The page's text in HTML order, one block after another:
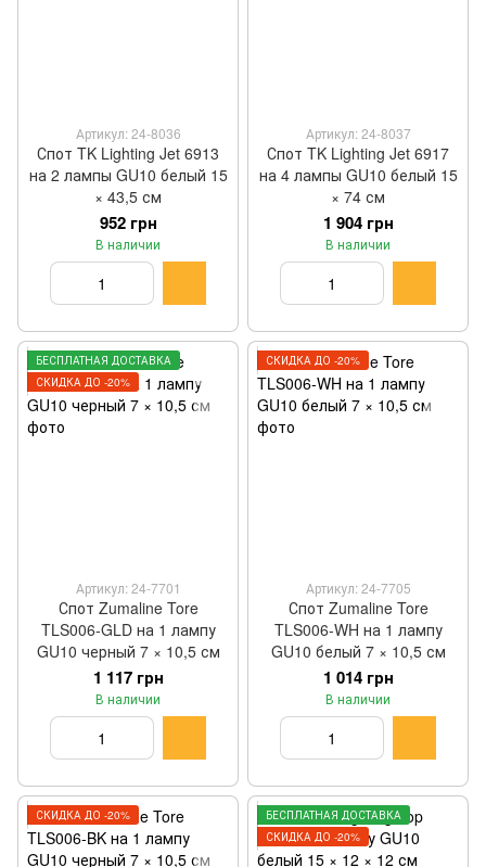
Артикул: 24-8036
Спот TK Lighting Jet 6913
на 2 лампы GU10 белый 15
× 43,5 см
952 грн
В наличии
Артикул: 24-8037
Спот TK Lighting Jet 6917
на 4 лампы GU10 белый 15
× 74 см
1 904 грн
В наличии
БЕСПЛАТНАЯ ДОСТАВКА
СКИДКА ДО -20%
Артикул: 24-7701
Спот Zumaline Tore
TLS006-GLD на 1 лампу
GU10 черный 7 × 10,5 см
1 117 грн
В наличии
СКИДКА ДО -20%
Артикул: 24-7705
Спот Zumaline Tore
TLS006-WH на 1 лампу
GU10 белый 7 × 10,5 см
1 014 грн
В наличии
СКИДКА ДО -20%
БЕСПЛАТНАЯ ДОСТАВКА
СКИДКА ДО -20%